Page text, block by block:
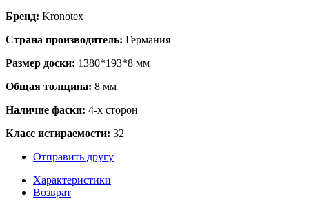
Бренд: Kronotex
Страна производитель: Германия
Размер доски: 1380*193*8 мм
Общая толщина: 8 мм
Наличие фаски: 4-х сторон
Класс истираемости: 32
Отправить другу
Характеристики
Возврат